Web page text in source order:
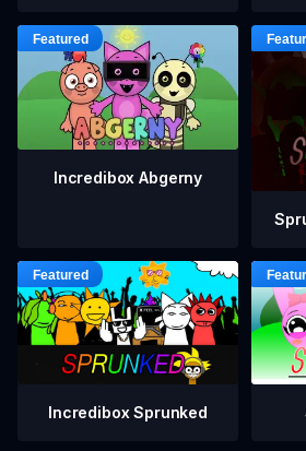
Incredibox Abgerny
Incredibox Sprunked